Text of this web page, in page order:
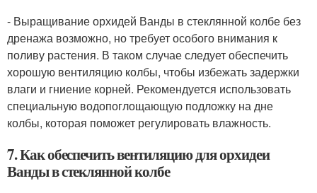
- Выращивание орхидей Ванды в стеклянной колбе без
дренажа возможно, но требует особого внимания к
поливу растения. В таком случае следует обеспечить
хорошую вентиляцию колбы, чтобы избежать задержки
влаги и гниение корней. Рекомендуется использовать
специальную водопоглощающую подложку на дне
колбы, которая поможет регулировать влажность.
7. Как обеспечить вентиляцию для орхидеи
Ванды в стеклянной колбе